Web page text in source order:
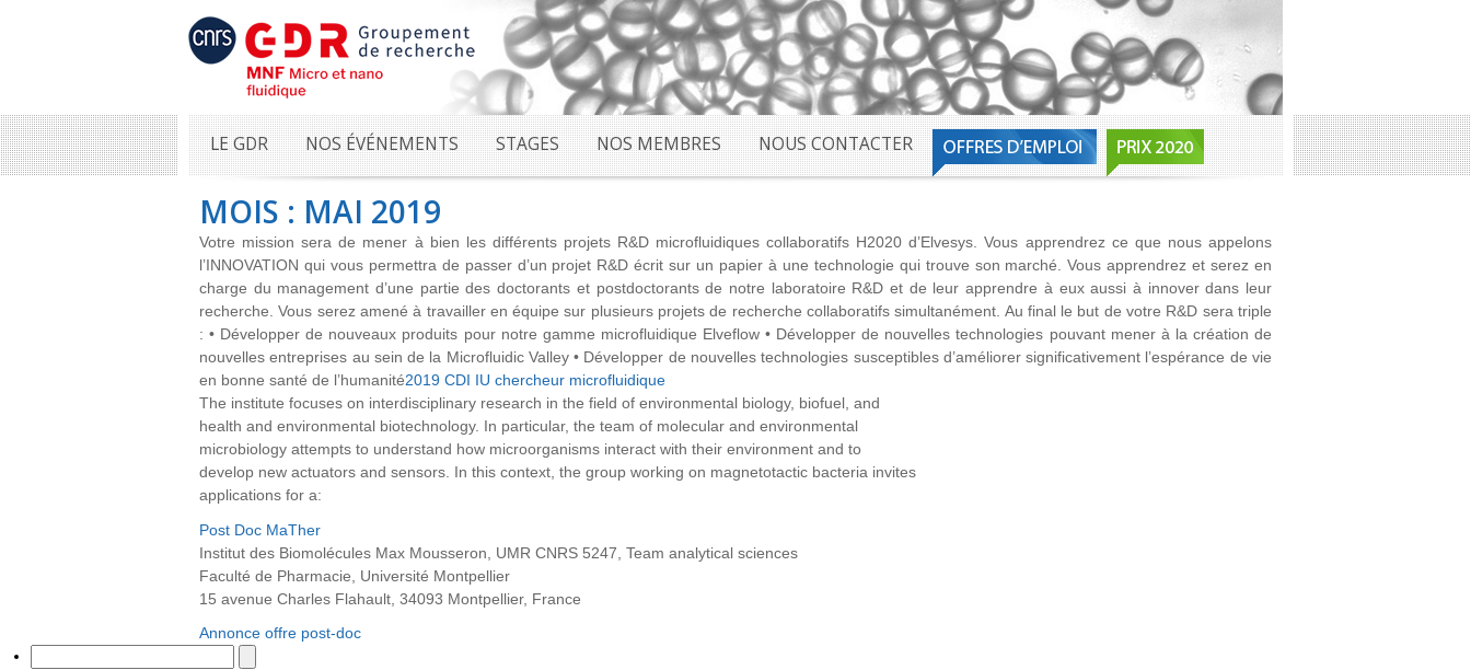
LE GDR NOS ÉVÉNEMENTS STAGES NOS MEMBRES NOUS CONTACTER
MOIS : MAI 2019
Votre mission sera de mener à bien les différents projets R&D microfluidiques collaboratifs H2020 d’Elvesys. Vous apprendrez ce que nous appelons
l’INNOVATION qui vous permettra de passer d’un projet R&D écrit sur un papier à une technologie qui trouve son marché. Vous apprendrez et serez en
charge du management d’une partie des doctorants et postdoctorants de notre laboratoire R&D et de leur apprendre à eux aussi à innover dans leur
recherche. Vous serez amené à travailler en équipe sur plusieurs projets de recherche collaboratifs simultanément. Au final le but de votre R&D sera triple
: • Développer de nouveaux produits pour notre gamme microfluidique Elveflow • Développer de nouvelles technologies pouvant mener à la création de
nouvelles entreprises au sein de la Microfluidic Valley • Développer de nouvelles technologies susceptibles d’améliorer significativement l’espérance de vie
en bonne santé de l’humanité2019 CDI IU chercheur microfluidique
The institute focuses on interdisciplinary research in the field of environmental biology, biofuel, and
health and environmental biotechnology. In particular, the team of molecular and environmental
microbiology attempts to understand how microorganisms interact with their environment and to
develop new actuators and sensors. In this context, the group working on magnetotactic bacteria invites
applications for a:
Post Doc MaTher
Institut des Biomolécules Max Mousseron, UMR CNRS 5247, Team analytical sciences
Faculté de Pharmacie, Université Montpellier
15 avenue Charles Flahault, 34093 Montpellier, France
Annonce offre post-doc